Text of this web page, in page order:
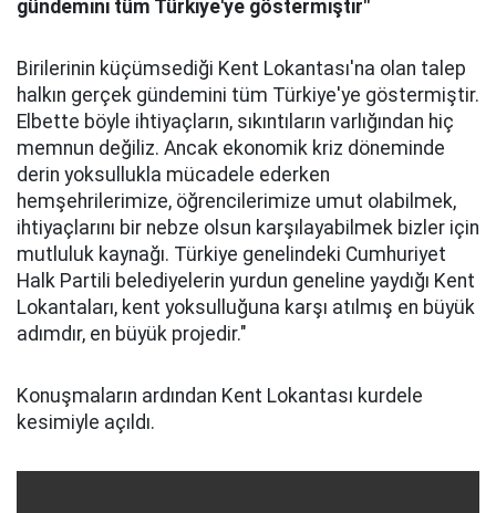
gündemini tüm Türkiye'ye göstermiştir"
Birilerinin küçümsediği Kent Lokantası'na olan talep
halkın gerçek gündemini tüm Türkiye'ye göstermiştir.
Elbette böyle ihtiyaçların, sıkıntıların varlığından hiç
memnun değiliz. Ancak ekonomik kriz döneminde
derin yoksullukla mücadele ederken
hemşehrilerimize, öğrencilerimize umut olabilmek,
ihtiyaçlarını bir nebze olsun karşılayabilmek bizler için
mutluluk kaynağı. Türkiye genelindeki Cumhuriyet
Halk Partili belediyelerin yurdun geneline yaydığı Kent
Lokantaları, kent yoksulluğuna karşı atılmış en büyük
adımdır, en büyük projedir."
Konuşmaların ardından Kent Lokantası kurdele
kesimiyle açıldı.